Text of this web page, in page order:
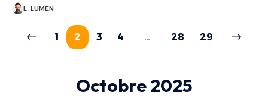
L. LUMEN
1 2 3 4 … 28 29
Octobre 2025